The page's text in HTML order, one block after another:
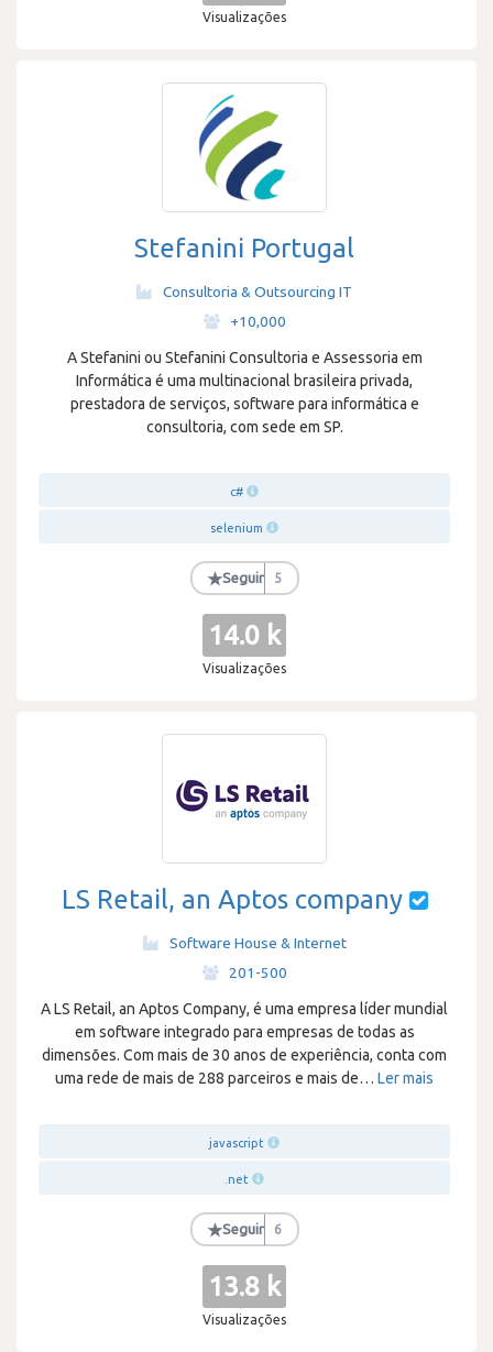
Visualizações
Stefanini Portugal
Consultoria & Outsourcing IT
+10,000
A Stefanini ou Stefanini Consultoria e Assessoria em
Informática é uma multinacional brasileira privada,
prestadora de serviços, software para informática e
consultoria, com sede em SP.
c#
selenium
★Seguir 5
14.0 k
Visualizações
LS Retail, an Aptos company
Software House & Internet
201-500
A LS Retail, an Aptos Company, é uma empresa líder mundial
em software integrado para empresas de todas as
dimensões. Com mais de 30 anos de experiência, conta com
uma rede de mais de 288 parceiros e mais de… Ler mais
javascript
.net
★Seguir 6
13.8 k
Visualizações